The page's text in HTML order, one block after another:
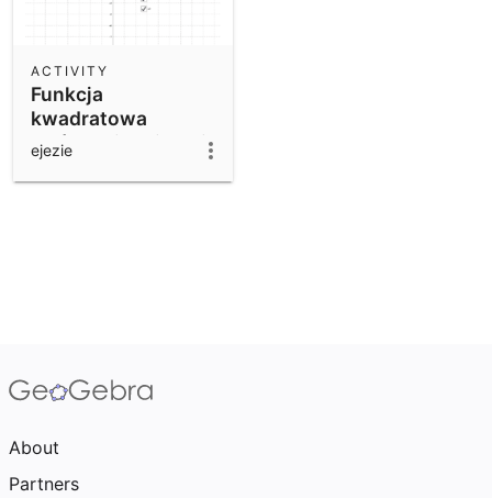
Funkcja
kwadratowa
Ogólna pierwiastki
ACTIVITY
ejezie
About
Partners